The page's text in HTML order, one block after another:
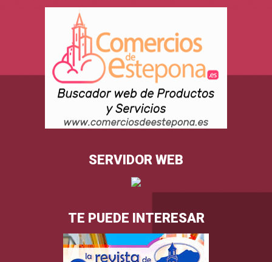
SERVIDOR WEB
TE PUEDE INTERESAR